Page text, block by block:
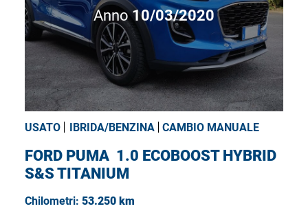
Anno10/03/2020
USATO IBRIDA/BENZINA CAMBIO MANUALE
FORD PUMA 1.0 ECOBOOST HYBRID
S&S TITANIUM
Chilometri: 53.250 km